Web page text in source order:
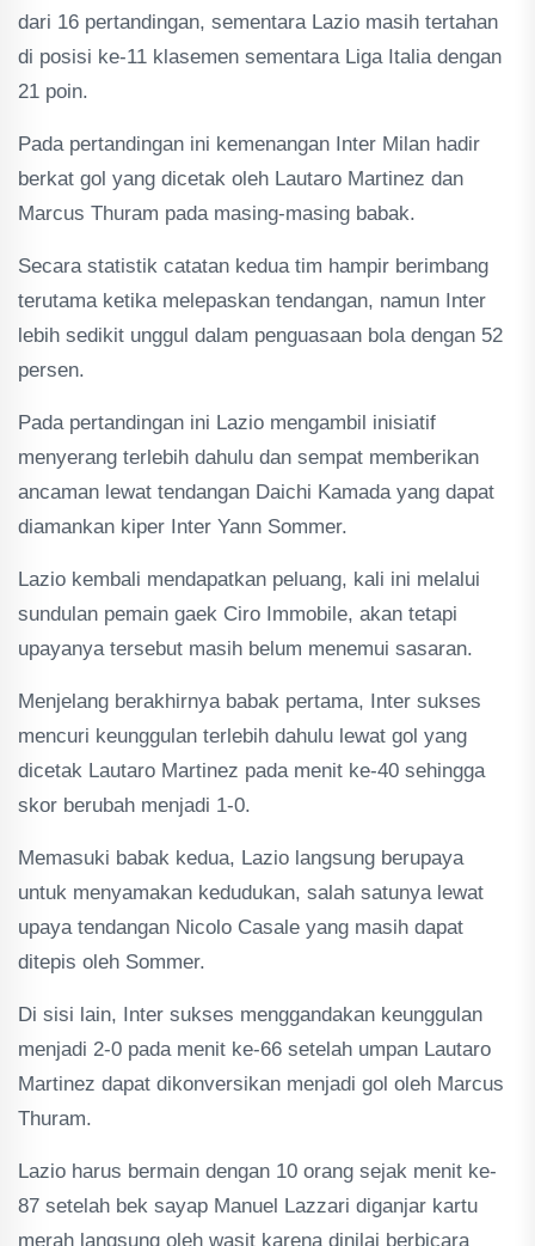
dari 16 pertandingan, sementara Lazio masih tertahan
di posisi ke-11 klasemen sementara Liga Italia dengan
21 poin.
Pada pertandingan ini kemenangan Inter Milan hadir
berkat gol yang dicetak oleh Lautaro Martinez dan
Marcus Thuram pada masing-masing babak.
Secara statistik catatan kedua tim hampir berimbang
terutama ketika melepaskan tendangan, namun Inter
lebih sedikit unggul dalam penguasaan bola dengan 52
persen.
Pada pertandingan ini Lazio mengambil inisiatif
menyerang terlebih dahulu dan sempat memberikan
ancaman lewat tendangan Daichi Kamada yang dapat
diamankan kiper Inter Yann Sommer.
Lazio kembali mendapatkan peluang, kali ini melalui
sundulan pemain gaek Ciro Immobile, akan tetapi
upayanya tersebut masih belum menemui sasaran.
Menjelang berakhirnya babak pertama, Inter sukses
mencuri keunggulan terlebih dahulu lewat gol yang
dicetak Lautaro Martinez pada menit ke-40 sehingga
skor berubah menjadi 1-0.
Memasuki babak kedua, Lazio langsung berupaya
untuk menyamakan kedudukan, salah satunya lewat
upaya tendangan Nicolo Casale yang masih dapat
ditepis oleh Sommer.
Di sisi lain, Inter sukses menggandakan keunggulan
menjadi 2-0 pada menit ke-66 setelah umpan Lautaro
Martinez dapat dikonversikan menjadi gol oleh Marcus
Thuram.
Lazio harus bermain dengan 10 orang sejak menit ke-
87 setelah bek sayap Manuel Lazzari diganjar kartu
merah langsung oleh wasit karena dinilai berbicara